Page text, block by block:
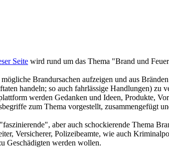
Seite wird rund um das Thema "Brand und
Brandursachen aufzeigen und aus
handeln; so auch fahrlässige Handlungen) zu
werden Gedanken und Ideen, Produkte,
zum Thema vorgestellt, zusammengefügt
aber auch schockierende Thema
Versicherer, Polizeibeamte, wie auch
Geschädigten werden wollen.